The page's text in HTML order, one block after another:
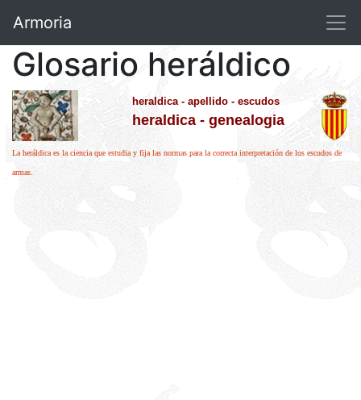
Armoria
Glosario heráldico
heraldica - apellido - escudos
heraldica - genealogia
La heráldica es la ciencia que estudia y fija las normas para la correcta interpretación de los escudos de
armas.